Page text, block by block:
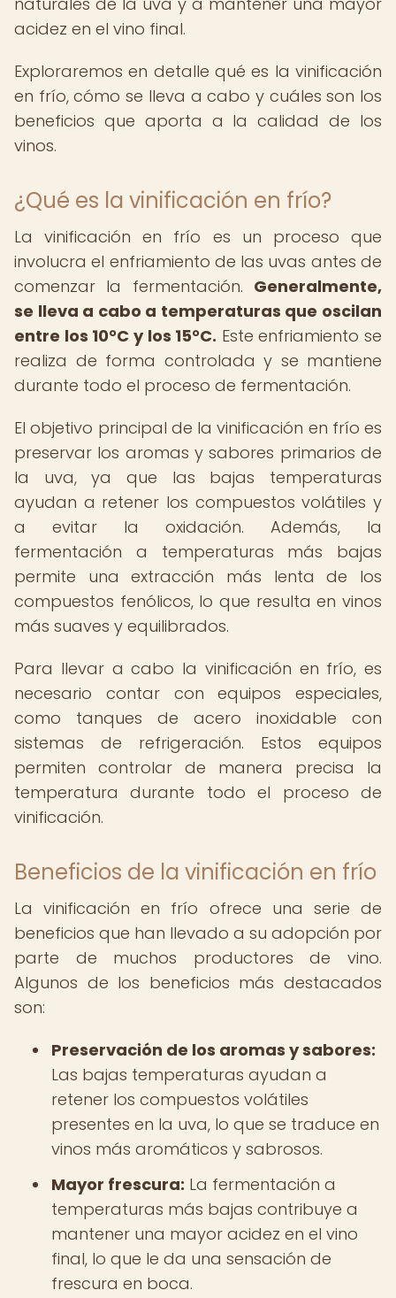
acidez en el vino final.
Exploraremos en detalle qué es la vinificación
en frío, cómo se lleva a cabo y cuáles son los
beneficios que aporta a la calidad de los
vinos.
¿Qué es la vinificación en frío?
La vinificación en frío es un proceso que
involucra el enfriamiento de las uvas antes de
comenzar la fermentación. Generalmente,
se lleva a cabo a temperaturas que oscilan
entre los 10°C y los 15°C. Este enfriamiento se
realiza de forma controlada y se mantiene
durante todo el proceso de fermentación.
El objetivo principal de la vinificación en frío es
preservar los aromas y sabores primarios de
la uva, ya que las bajas temperaturas
ayudan a retener los compuestos volátiles y
a evitar la oxidación. Además, la
fermentación a temperaturas más bajas
permite una extracción más lenta de los
compuestos fenólicos, lo que resulta en vinos
más suaves y equilibrados.
Para llevar a cabo la vinificación en frío, es
necesario contar con equipos especiales,
como tanques de acero inoxidable con
sistemas de refrigeración. Estos equipos
permiten controlar de manera precisa la
temperatura durante todo el proceso de
vinificación.
Beneficios de la vinificación en frío
La vinificación en frío ofrece una serie de
beneficios que han llevado a su adopción por
parte de muchos productores de vino.
Algunos de los beneficios más destacados
son:
Preservación de los aromas y sabores:
Las bajas temperaturas ayudan a
retener los compuestos volátiles
presentes en la uva, lo que se traduce en
vinos más aromáticos y sabrosos.
Mayor frescura: La fermentación a
temperaturas más bajas contribuye a
mantener una mayor acidez en el vino
final, lo que le da una sensación de
frescura en boca.